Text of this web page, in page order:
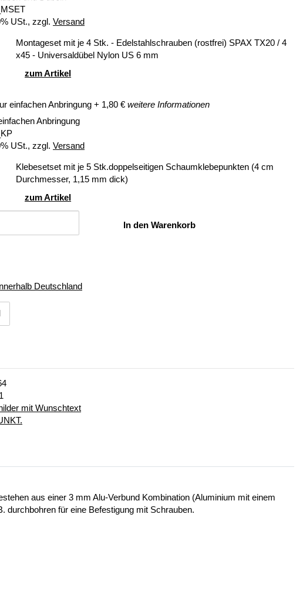
USt., zzgl. Versand
Montageset mit je 4 Stk. - Edelstahlschrauben (rostfrei) SPAX TX20 / 4
x45 - Universaldübel Nylon US 6 mm
zum Artikel
einfachen Anbringung + 1,80 € weitere Informationen
Anbringung
USt., zzgl. Versand
Klebesetset mit je 5 Stk.doppelseitigen Schaumklebepunkten (4 cm
Durchmesser, 1,15 mm dick)
zum Artikel
In den Warenkorb
Deutschland
mit Wunschtext
aus einer 3 mm Alu-Verbund Kombination (Aluminium mit einem
durchbohren für eine Befestigung mit Schrauben.